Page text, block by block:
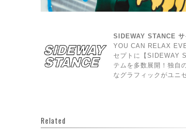
SIDEWAY STANCE サ
YOU CAN RELAX
セプトに【SIDEWAY
テムを多数展開！独自
なグラフィックがユニ
Related